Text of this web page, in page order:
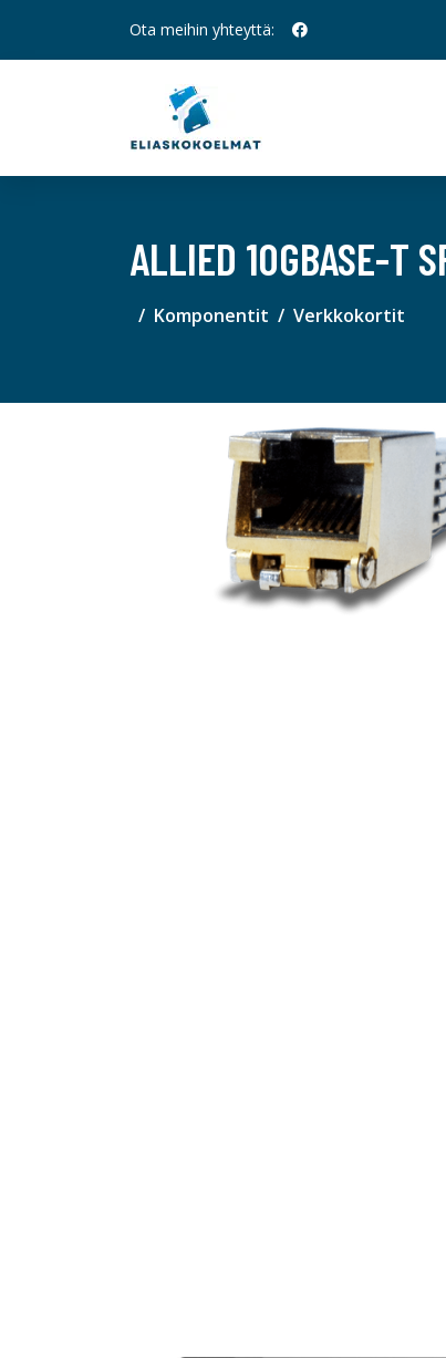
Ota meihin yhteyttä:
ALLIED 10GBASE-T
Komponentit Verkkokortit